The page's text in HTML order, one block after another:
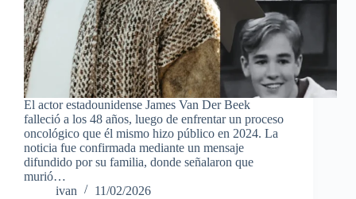
El actor estadounidense James Van Der Beek
falleció a los 48 años, luego de enfrentar un proceso
oncológico que él mismo hizo público en 2024. La
noticia fue confirmada mediante un mensaje
difundido por su familia, donde señalaron que
murió…
ivan
11/02/2026